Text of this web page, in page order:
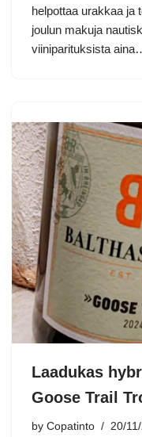
helpottaa urakkaa ja
joulun makuja
viiniparituksista
Laadukas
Goose Trail
by Copatinto 20/